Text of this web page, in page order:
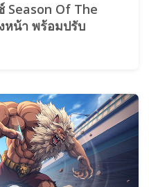
Season Of The
หน้า พร้อมปรับ